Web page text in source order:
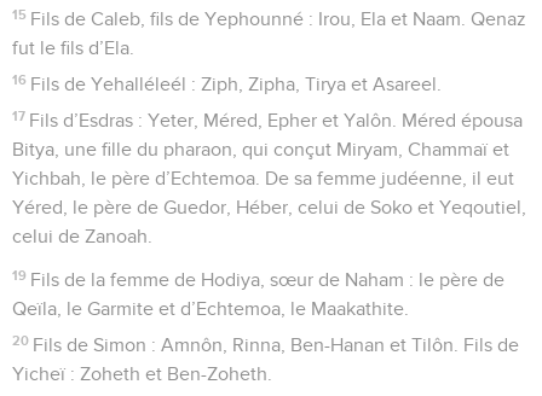
15 Fils de Caleb, fils de Yephounné : Irou, Ela et Naam. Qenaz
fut le fils d’Ela.
16 Fils de Yehalléleél : Ziph, Zipha, Tirya et Asareel.
17 Fils d’Esdras : Yeter, Méred, Epher et Yalôn. Méred épousa
Bitya, une fille du pharaon, qui conçut Miryam, Chammaï et
Yichbah, le père d’Echtemoa. De sa femme judéenne, il eut
Yéred, le père de Guedor, Héber, celui de Soko et Yeqoutiel,
celui de Zanoah.
19 Fils de la femme de Hodiya, sœur de Naham : le père de
Qeïla, le Garmite et d’Echtemoa, le Maakathite.
20 Fils de Simon : Amnôn, Rinna, Ben-Hanan et Tilôn. Fils de
Yicheï : Zoheth et Ben-Zoheth.